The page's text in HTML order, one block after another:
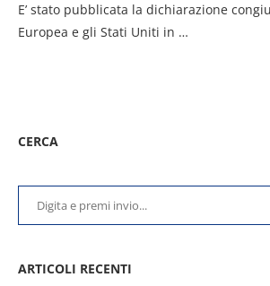
E’ stato pubblicata la dichiarazione
Europea e gli Stati Uniti in …
CERCA
ARTICOLI RECENTI